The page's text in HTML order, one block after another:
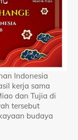
Indonesia
kerja sama
dan Tujia di
tersebut
budaya